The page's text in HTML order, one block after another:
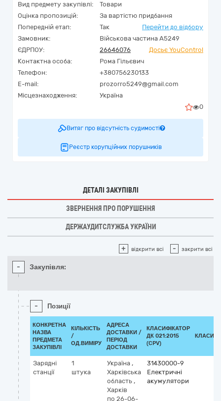
Вид предмету закупівлі:
Товари
Оцінка пропозицій:
За вартістю придбання
Попередній етап:
Так
Перейти до відбору
Замовник:
Військова частина А5249
ЄДРПОУ:
26646076
Досьє YouControl
Контактна особа:
Рома Гільєвич
Телефон:
+380756230133
E-mail:
prozorro5249@gmail.com
Місцезнаходження:
Україна
0
Витяг про відсутність судимості
Реєстр корупційних порушників
ДЕТАЛІ ЗАКУПІВЛІ
ЗВЕРНЕННЯ ПРО ПОРУШЕННЯ
ДЕРЖАУДИТСЛУЖБА УКРАЇНИ
+ відкрити всі - закрити всі
- Закупівля:
- Позиції
КОНКРЕТНА
НАЗВА
ПРЕДМЕТА
ЗАКУПІВЛІ
КІЛЬКІСТЬ
/
ОД.ВИМІРУ
АДРЕСА
ДОСТАВКИ /
ПЕРІОД
ДОСТАВКИ
КЛАСИФІКАТОР
ДК 021:2015
(CPV)
Зарядні
станції
1
штука
Україна ,
Харківська
область ,
Харків
по 26-06-
31430000-9
Електричні
акумулятори